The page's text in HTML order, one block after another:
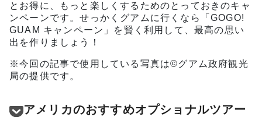
とお得に、もっと楽しくするためのとっておきのキャ
ンペーンです。せっかくグアムに行くなら「GOGO!
GUAM キャンペーン」を賢く利用して、最高の思い
出を作りましょう！
※今回の記事で使用している写真は©グアム政府観光
局の提供です。
アメリカのおすすめオプショナルツアー